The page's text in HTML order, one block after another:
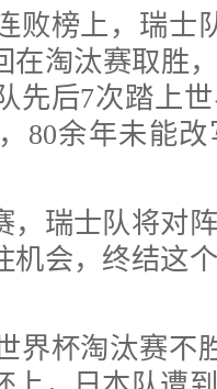
榜上，瑞士
在淘汰赛取胜
先后7次踏上
80余年未能
瑞士队将对阵
机会，终结这
杯淘汰赛不